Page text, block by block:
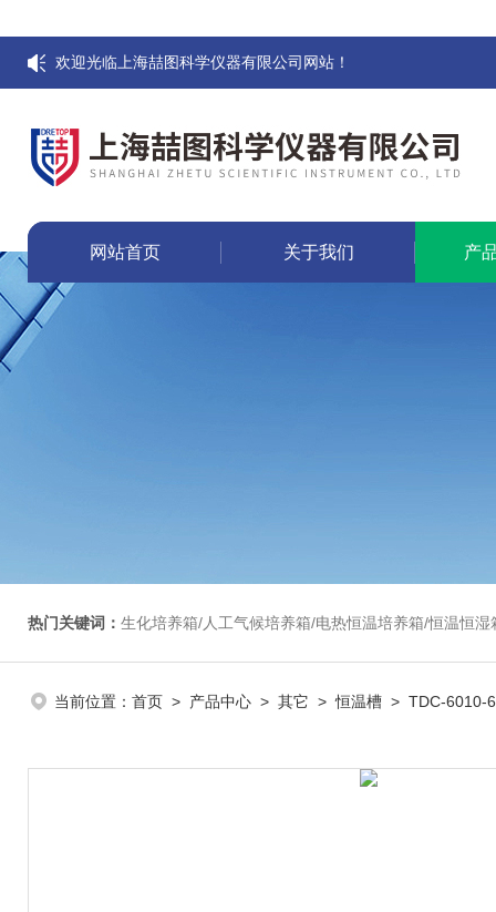
欢迎光临上海喆图科学仪器有限公司网站！
网站首页 关于我们 产
热门关键词： 生化培养箱/人工气候培养箱/电热恒温培养箱/恒温恒湿箱/光照培养箱/二氧化碳培养箱
当前位置： 首页 > 产品中心 > 其它 >恒温槽 > TDC-6010-